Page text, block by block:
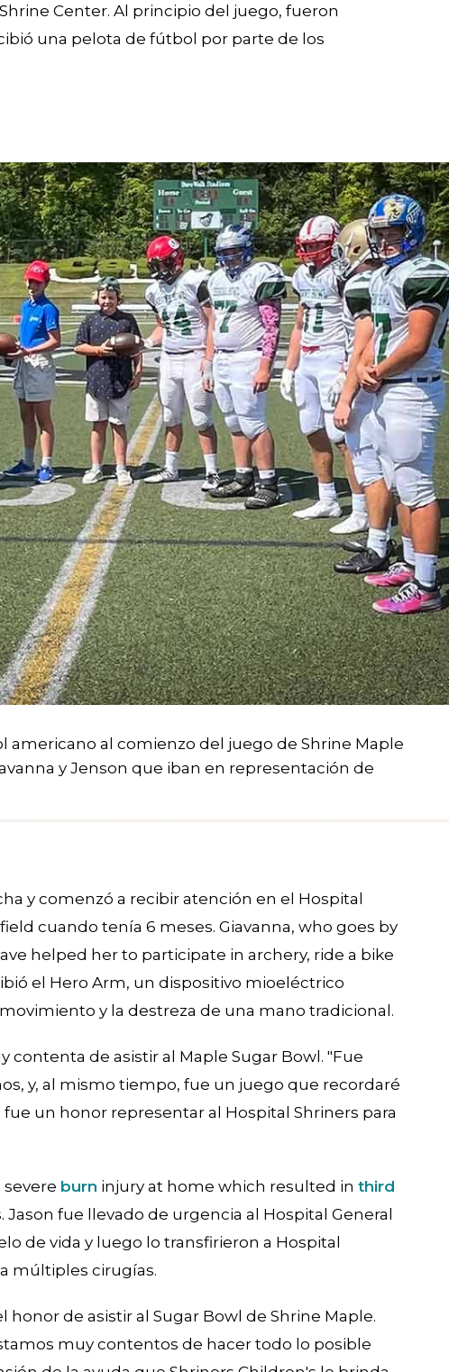
Center. Al principio del juego, fueron
una pelota de fútbol por parte de los
al comienzo del juego de Shrine Maple
y Jenson que iban en representación de
y comenzó a recibir atención en el Hospital
cuando tenía 6 meses. Giavanna, who goes by
helped her to participate in archery, ride a bike
el Hero Arm, un dispositivo mioeléctrico
y la destreza de una mano tradicional.
contenta de asistir al Maple Sugar Bowl. "Fue
y, al mismo tiempo, fue un juego que recordaré
un honor representar al Hospital Shriners para
severe burn injury at home which resulted in third
fue llevado de urgencia al Hospital General
de vida y luego lo transfirieron a Hospital
múltiples cirugías.
de asistir al Sugar Bowl de Shrine Maple.
muy contentos de hacer todo lo posible